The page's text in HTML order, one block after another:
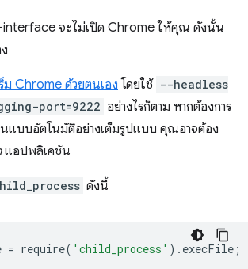
จะไม่เปิด Chrome ให้คุณ ดังนั้น
ม Chrome ด้วยตนเอง โดยใช้ --headless
port=9222 อย่างไรก็ตาม หากต้องการ
แบบอัตโนมัติอย่างเต็มรูปแบบ คุณอาจต้อง
แอปพลิเคชัน
ดังนี้
= require( 'child_process' ). execFile ;